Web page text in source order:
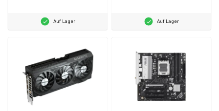
Auf Lager Auf Lager